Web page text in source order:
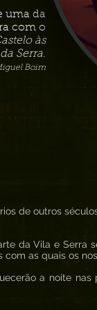
uma da
com o
às
Serra.
Boim
de outros
da Vila e Serra
as quais os
a noite nas